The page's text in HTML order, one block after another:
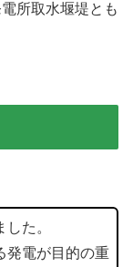
所取水堰堤とも
た。
発電が目的の重